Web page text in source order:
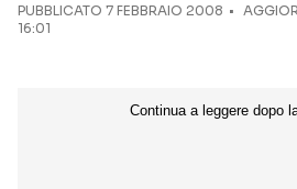
PUBBLICATO 7 FEBBRAIO 2008
16:01